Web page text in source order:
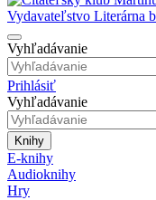
Vyhľadávanie
Prihlásiť
Vyhľadávanie
Knihy
E-knihy
Audioknihy
Hry